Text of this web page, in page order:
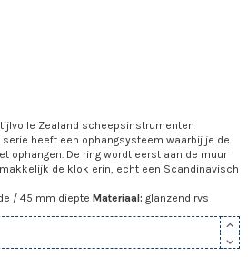
Zealand scheepsinstrumenten
heeft een ophangsysteem waarbij je de
ophangen. De ring wordt eerst aan de muur
de klok erin, echt een Scandinavisch
/ 45 mm diepte Materiaal: glanzend rvs